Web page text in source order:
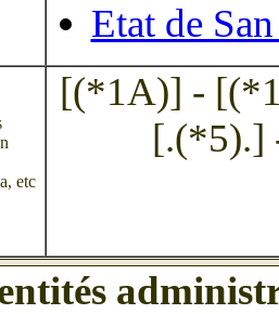
Etat de
etc
[(*1A)] -
[.(*5).]